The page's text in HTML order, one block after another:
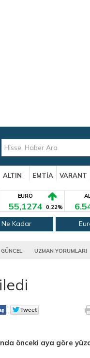
ALTIN EMTİA VARANT
EURO
55,1274 0,22%
Kadar
GÜNCEL UZMAN YORUMLARI
önceki aya göre